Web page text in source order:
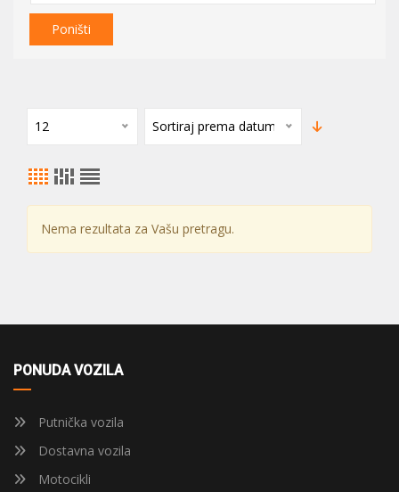
Poništi
12 Sortiraj prema datumu
Nema rezultata za Vašu pretragu.
PONUDA VOZILA
Putnička vozila
Dostavna vozila
Motocikli